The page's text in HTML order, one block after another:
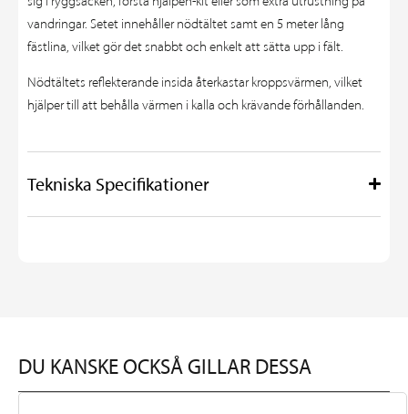
vandringar. Setet innehåller nödtältet samt en 5 meter lång
fästlina, vilket gör det snabbt och enkelt att sätta upp i fält.
Nödtältets reflekterande insida återkastar kroppsvärmen, vilket
hjälper till att behålla värmen i kalla och krävande förhållanden.
Tekniska Specifikationer
DU KANSKE OCKSÅ GILLAR DESSA